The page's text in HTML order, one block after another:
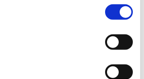
toilet.
terras.
ONZE TWEE-ONDER-